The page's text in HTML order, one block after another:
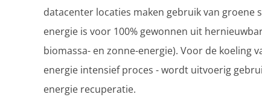
datacenter locaties maken gebruik van groene
energie is voor 100% gewonnen uit
biomassa- en zonne-energie). Voor de koeling
energie intensief proces - wordt uitvoerig
energie recuperatie.